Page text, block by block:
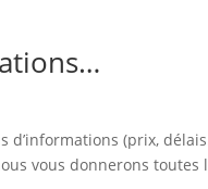
d’informations (prix,
vous donnerons toutes